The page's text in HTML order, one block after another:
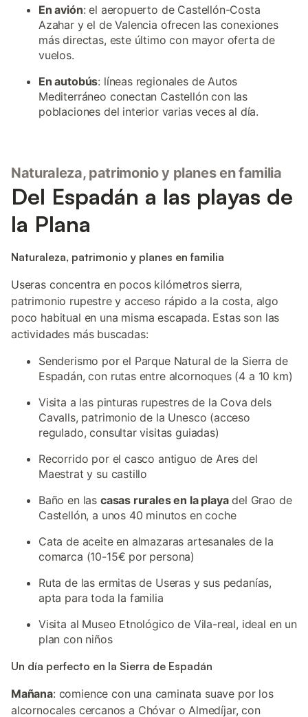
En avión: el aeropuerto de Castellón-Costa
Azahar y el de Valencia ofrecen las conexiones
más directas, este último con mayor oferta de
vuelos.
En autobús: líneas regionales de Autos
Mediterráneo conectan Castellón con las
poblaciones del interior varias veces al día.
Naturaleza, patrimonio y planes en familia
Del Espadán a las playas de
la Plana
Naturaleza, patrimonio y planes en familia
Useras concentra en pocos kilómetros sierra,
patrimonio rupestre y acceso rápido a la costa, algo
poco habitual en una misma escapada. Estas son las
actividades más buscadas:
Senderismo por el Parque Natural de la Sierra de
Espadán, con rutas entre alcornoques (4 a 10 km)
Visita a las pinturas rupestres de la Cova dels
Cavalls, patrimonio de la Unesco (acceso
regulado, consultar visitas guiadas)
Recorrido por el casco antiguo de Ares del
Maestrat y su castillo
Baño en las casas rurales en la playadel Grao de
Castellón, a unos 40 minutos en coche
Cata de aceite en almazaras artesanales de la
comarca (10-15€ por persona)
Ruta de las ermitas de Useras y sus pedanías,
apta para toda la familia
Visita al Museo Etnológico de Vila-real, ideal en un
plan con niños
Un día perfecto en la Sierra de Espadán
Mañana: comience con una caminata suave por los
alcornocales cercanos a Chóvar o Almedíjar, con